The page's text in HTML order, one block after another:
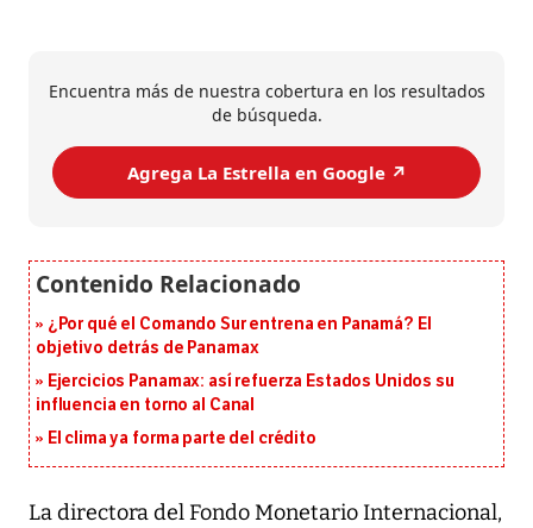
Encuentra más de nuestra cobertura en los resultados
de búsqueda.
Agrega La Estrella en Google ↗️
¿Por qué el Comando Sur entrena en Panamá? El
objetivo detrás de Panamax
Ejercicios Panamax: así refuerza Estados Unidos su
influencia en torno al Canal
El clima ya forma parte del crédito
La directora del Fondo Monetario Internacional,